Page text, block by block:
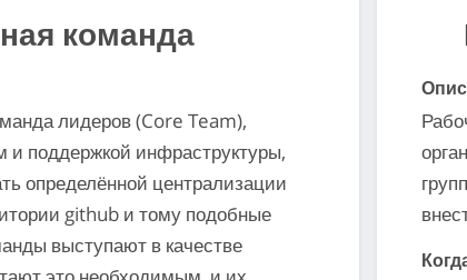
команда
лидеров (Core Team),
поддержкой инфраструктуры,
определённой централизации
github и тому подобные
выступают в качестве